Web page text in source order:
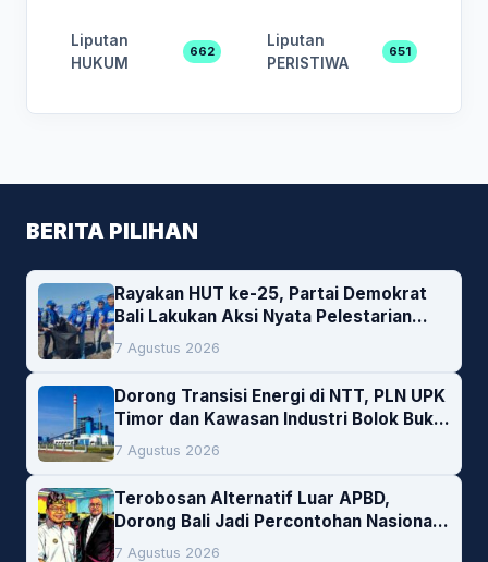
Liputan
HUKUM
662
Liputan
PERISTIWA
651
BERITA PILIHAN
Rayakan HUT ke-25, Partai Demokrat
Bali Lakukan Aksi Nyata Pelestarian
Lingkungan
7 Agustus 2026
Dorong Transisi Energi di NTT, PLN UPK
Timor dan Kawasan Industri Bolok Buka
Peluang Investasi Woodchip untuk
Cofiring PLTU Bolok
7 Agustus 2026
Terobosan Alternatif Luar APBD,
Dorong Bali Jadi Percontohan Nasional
Pembiayaan Daerah
7 Agustus 2026